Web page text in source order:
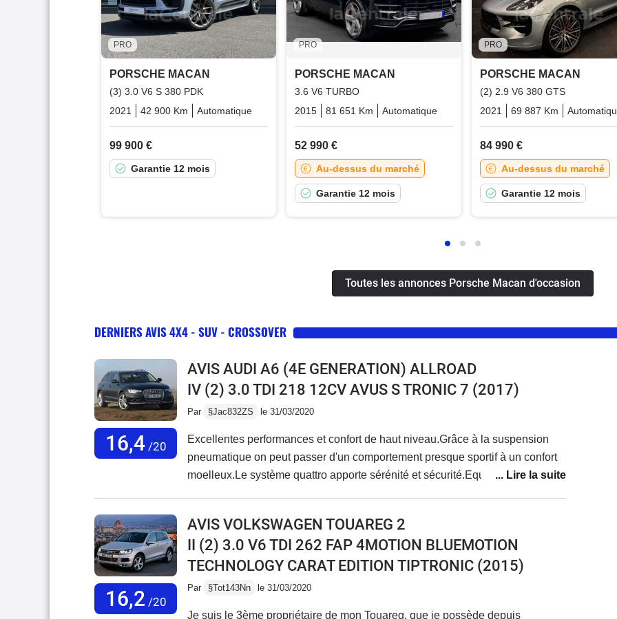
PRO
PORSCHE MACAN
(3) 3.0 V6 S 380 PDK
2021
42 900 Km Automatique Essence
99 900 €
Garantie 12 mois
PRO
PORSCHE MACAN
3.6 V6 TURBO
2015
81 651 Km Automatique Essence
52 990 €
Au-dessus du marché
Garantie 12 mois
PRO
PORSCHE MACAN
(2) 2.9 V6 380 GTS
2021
69 887 Km
84 990 €
Au-dessus du marché
Garantie 12 mois
Toutes les annonces Porsche Macan d'occasion
DERNIERS AVIS 4X4 - SUV - CROSSOVER
16,4/20
AVIS AUDI A6 (4E GENERATION) ALLROAD
IV (2) 3.0 TDI 218 12CV AVUS S TRONIC 7 (2017)
Par §Jac832ZS le 31/03/2020
Excellentes performances et confort de haut niveau.Grâce à la suspension
pneumatique on peut passer d'un comportement presque sportif à un confort
moelleux.Le système quattro apporte sérénité et sécurité.Equipement complet
smartphone.Aucun problème rencontré.
16,2 /20
AVIS VOLKSWAGEN TOUAREG 2
II (2) 3.0 V6 TDI 262 FAP 4MOTION BLUEMOTION
TECHNOLOGY CARAT EDITION TIPTRONIC (2015)
Par §Tot143Nn le 31/03/2020
Je suis le 3ème propriétaire de mon Touareg, que je possède depuis